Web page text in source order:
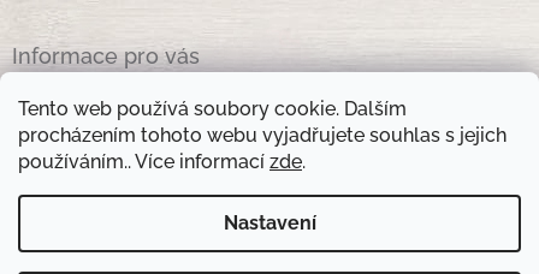
Tento web používá soubory cookie. Dalším
procházením tohoto webu vyjadřujete souhlas s jejich
používáním.. Více informací zde.
Nastavení
Informace pro vás
Obchodní podmínky
Podmínky ochrany osobních údajů
Kontakty
Otevírací doba prodejny: pondělí - pátek - 8.30 -17.00 , sobota 9.00-11 .00